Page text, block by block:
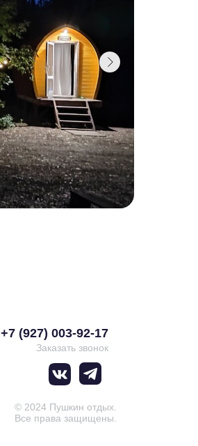
+7 (927) 003-92-17
Заказать звонок
© 2024 Пушкин отдых.
Все права защищены.